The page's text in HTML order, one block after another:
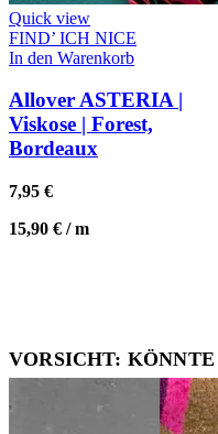
Quick view
FIND’ ICH NICE
In den Warenkorb
Allover ASTERIA |
Viskose | Forest,
Bordeaux
7,95 €
15,90 € /m
VORSICHT: